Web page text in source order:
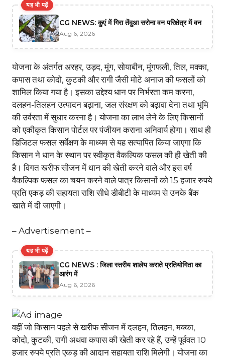
यह भी पढ़ें
CG NEWS: कुएं में गिरा तेंदुआ सरोना वन परिक्षेत्र में वन
Aug 6, 2026
योजना के अंतर्गत अरहर, उड़द, मूंग, सोयाबीन, मूंगफली, तिल, मक्का,
कपास तथा कोदो, कुटकी और रागी जैसी मोटे अनाज की फसलों को
शामिल किया गया है। इसका उद्देश्य धान पर निर्भरता कम करना,
दलहन-तिलहन उत्पादन बढ़ाना, जल संरक्षण को बढ़ावा देना तथा भूमि
की उर्वरता में सुधार करना है। योजना का लाभ लेने के लिए किसानों
को एकीकृत किसान पोर्टल पर पंजीयन कराना अनिवार्य होगा। साथ ही
डिजिटल फसल सर्वेक्षण के माध्यम से यह सत्यापित किया जाएगा कि
किसान ने धान के स्थान पर स्वीकृत वैकल्पिक फसल की ही खेती की
है। विगत खरीफ सीजन में धान की खेती करने वाले और इस वर्ष
वैकल्पिक फसल का चयन करने वाले पात्र किसानों को 15 हजार रुपये
प्रति एकड़ की सहायता राशि सीधे डीबीटी के माध्यम से उनके बैंक
खाते में दी जाएगी।
– Advertisement –
यह भी पढ़ें
CG NEWS : जिला स्तरीय शालेय कराते प्रतियोगिता का
आरंग में
Aug 6, 2026
वहीं जो किसान पहले से खरीफ सीजन में दलहन, तिलहन, मक्का,
कोदो, कुटकी, रागी अथवा कपास की खेती कर रहे हैं, उन्हें पूर्ववत 10
हजार रुपये प्रति एकड़ की आदान सहायता राशि मिलेगी। योजना का